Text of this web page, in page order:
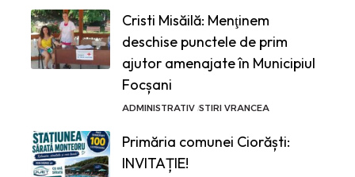
Cristi Misăilă: Menţinem
deschise punctele de prim
ajutor amenajate în Municipiul
Focșani
ADMINISTRATIV STIRI VRANCEA
Primăria comunei Ciorăști:
INVITAȚIE!